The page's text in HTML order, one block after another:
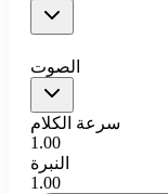
الصوت
سرعة الكلام
1.00
النبرة
1.00